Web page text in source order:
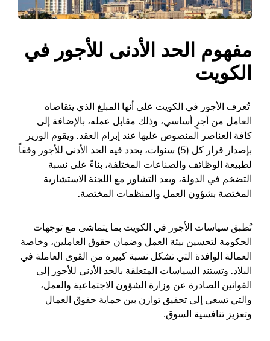
مفهوم الحد الأدنى للأجور في
الكويت
تُعرف الأجور في الكويت على أنها المبلغ الذي يتقاضاه
العامل من أجرٍ أساسي، وذلك مقابل عمله، بالإضافة إلى
كافة العناصر المنصوص عليها عند إبرام العقد. ويقوم الوزير
بإصدار قرار كل (5) سنوات، يحدد فيه الحد الأدنى للأجور وفقاً
لطبيعة الوظائف والصناعات المختلفة، بناءً على نسبة
التضخم في الدولة، وبعد التشاور مع اللجنة الاستشارية
المختصة بشؤون العمل والمنظمات المختصة.
تُطبق سياسات الأجور في الكويت بما يتماشى مع توجهات
الحكومة لتحسين بيئة العمل وضمان حقوق العاملين، وخاصة
العمالة الوافدة التي تشكل نسبة كبيرة من القوى العاملة في
البلاد. وتستند السياسات المتعلقة بالحد الأدنى للأجور إلى
القوانين الصادرة عن وزارة الشؤون الاجتماعية والعمل،
والتي تسعى إلى تحقيق توازن بين حماية حقوق العمال
وتعزيز تنافسية السوق.